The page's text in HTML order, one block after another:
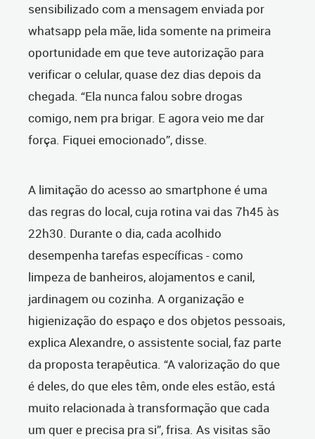
sensibilizado com a mensagem enviada por
whatsapp pela mãe, lida somente na primeira
oportunidade em que teve autorização para
verificar o celular, quase dez dias depois da
chegada. “Ela nunca falou sobre drogas
comigo, nem pra brigar. E agora veio me dar
força. Fiquei emocionado”, disse.
A limitação do acesso ao smartphone é uma
das regras do local, cuja rotina vai das 7h45 às
22h30. Durante o dia, cada acolhido
desempenha tarefas específicas - como
limpeza de banheiros, alojamentos e canil,
jardinagem ou cozinha. A organização e
higienização do espaço e dos objetos pessoais,
explica Alexandre, o assistente social, faz parte
da proposta terapêutica. “A valorização do que
é deles, do que eles têm, onde eles estão, está
muito relacionada à transformação que cada
um quer e precisa pra si”, frisa. As visitas são